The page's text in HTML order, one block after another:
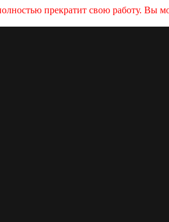
прекратит свою работу.